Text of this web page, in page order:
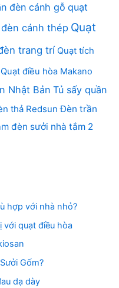
đèn cánh gỗ quạt
cánh thép Quạt
trang trí Quạt tích
Quạt điều hòa Makano
Nhật Bản Tủ sấy quần
thả Redsun Đèn trần
đèn sưởi nhà tắm 2
hợp với nhà nhỏ?
quạt điều hòa
Gốm?
dạ dày